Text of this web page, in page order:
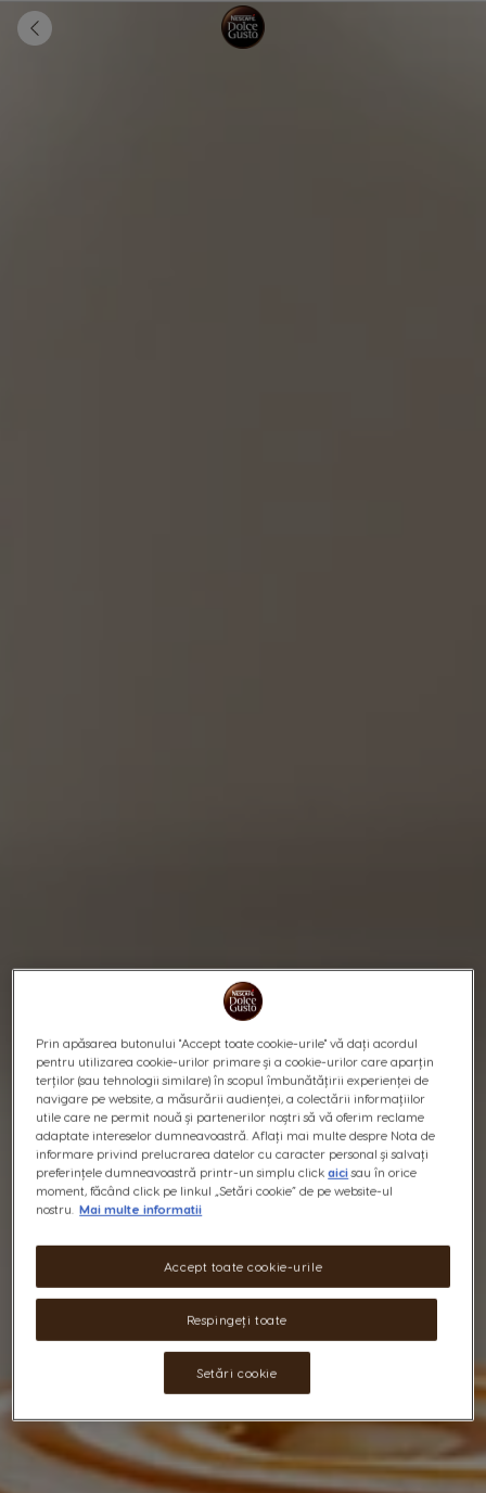
Prin apăsarea butonului "Accept toate cookie-urile" vă dați acordul
pentru utilizarea cookie-urilor primare și a cookie-urilor care aparțin
terților (sau tehnologii similare) în scopul îmbunătățirii experienței de
navigare pe website, a măsurării audienței, a colectării informațiilor
utile care ne permit nouă și partenerilor noștri să vă oferim reclame
adaptate intereselor dumneavoastră. Aflați mai multe despre Nota de
informare privind prelucrarea datelor cu caracter personal și salvați
preferințele dumneavoastră printr-un simplu clickaici sau în orice
moment, făcând click pe linkul „Setări cookie” de pe website-ul
nostru.
Mai multe informatii
Respingeți toate
Accept toate cookie-urile
Setări cookie